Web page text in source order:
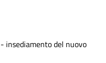
insediamento del nuovo